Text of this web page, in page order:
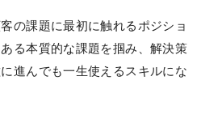
の課題に最初に触れるポジショ
る本質的な課題を掴み、解決策
進んでも一生使えるスキルにな